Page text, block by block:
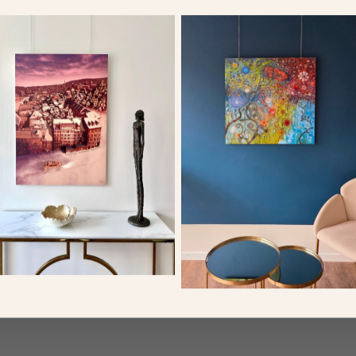
Weitere Bilder
In a Cafe, or Absinthe, c.1875-76 (oil
on canvas)
Bridgeman
The Road to Louveciennes, 1872
on canvas)
Bridgeman